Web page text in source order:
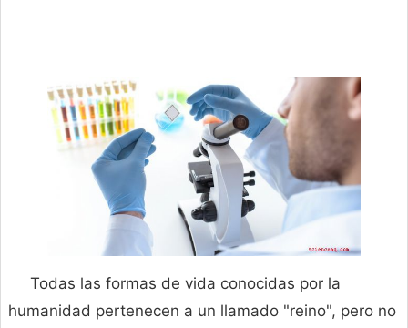
Todas las formas de vida conocidas por la
humanidad pertenecen a un llamado "reino", pero no